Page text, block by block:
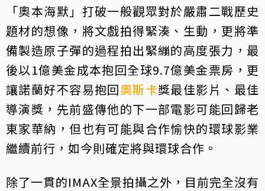
「奧本海默」打破一般觀眾對於嚴肅二戰歷史
題材的想像，將文戲拍得緊湊、生動，更將準
備製造原子彈的過程拍出緊繃的高度張力，最
後以1億美金成本抱回全球9.7億美金票房，更
讓諾蘭好不容易抱回奧斯卡獎最佳影片、最佳
導演獎，先前盛傳他的下一部電影可能回歸老
東家華納，但也有可能與合作愉快的環球影業
繼續前行，如今則確定將與環球合作。
除了一貫的IMAX全景拍攝之外，目前完全沒有